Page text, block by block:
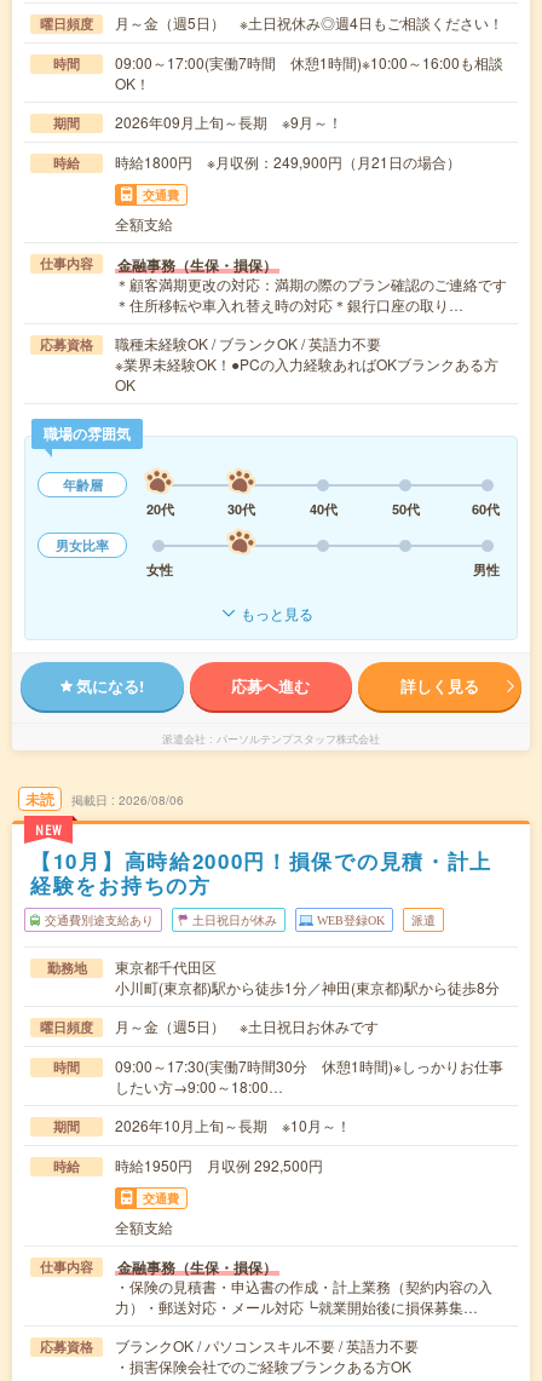
曜日頻度 月～金（週5日） ※土日祝休み◎週4日もご相談ください！
時間
09:00～17:00(実働7時間 休憩1時間)※10:00～16:00も相談
OK！
期間 2026年09月上旬～長期 ※9月～！
時給 時給1800円 ※月収例：249,900円（月21日の場合）
交通費
全額支給
仕事内容 金融事務（生保・損保）
＊顧客満期更改の対応：満期の際のプラン確認のご連絡です
＊住所移転や車入れ替え時の対応＊銀行口座の取り…
応募資格
職種未経験OK / ブランクOK / 英語力不要
※業界未経験OK！●PCの入力経験あればOKブランクある方
OK
職場の雰囲気
年齢層
20代
30代 40代 50代
60代
男女比率
女性
男性
もっと見る
気になる! 応募へ進む 詳しく見る
派遣会社 パーソルテンプスタッフ株式会社
未読
NEW
掲載日 2026/08/06
【10月】高時給2000円！損保での見積・計上
経験をお持ちの方
交通費別途支給あり 土日祝日が休み WEB登録OK 派遣
勤務地
東京都千代田区
小川町(東京都)駅から徒歩1分／神田(東京都)駅から徒歩8分
曜日頻度 月～金（週5日） ※土日祝日お休みです
時間
09:00～17:30(実働7時間30分 休憩1時間)※しっかりお仕事
したい方→9:00～18:00…
期間 2026年10月上旬～長期 ※10月～！
時給 時給1950円 月収例 292,500円
交通費
全額支給
仕事内容 金融事務（生保・損保）
・保険の見積書・申込書の作成・計上業務（契約内容の入
力）・郵送対応・メール対応┗就業開始後に損保募集…
応募資格
ブランクOK / パソコンスキル不要 / 英語力不要
・損害保険会社でのご経験ブランクある方OK